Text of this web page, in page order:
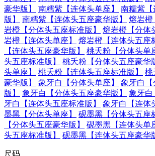
豪华版】
南糯紫【连体头单座】
南糯紫【
版】
南糯紫【连体头五座豪华版】 熔岩橙
岩橙【分体头五座标准版】
熔岩橙【分体
岩橙【连体头单座】
熔岩橙【连体头五座
【连体头五座豪华版】
桃夭粉【分体头单
头五座标准版】
桃夭粉【分体头五座豪华
头单座】
桃夭粉【连体头五座标准版】
桃
豪华版】
象牙白【分体头单座】
象牙白【
版】
象牙白【分体头五座豪华版】 象牙白
牙白【连体头五座标准版】
象牙白【连体
墨黑【分体头单座】
砚墨黑【分体头五座
【分体头五座豪华版】
砚墨黑【连体头单
头五座标准版】
砚墨黑【连体头五座豪华
尺码